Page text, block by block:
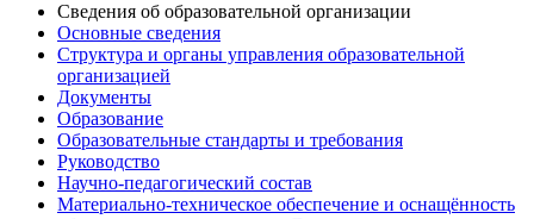
Сведения об образовательной организации
Основные сведения
Структура и органы управления образовательной
организацией
Документы
Образование
Образовательные стандарты и требования
Руководство
Научно-педагогический состав
Материально-техническое обеспечение и оснащённость